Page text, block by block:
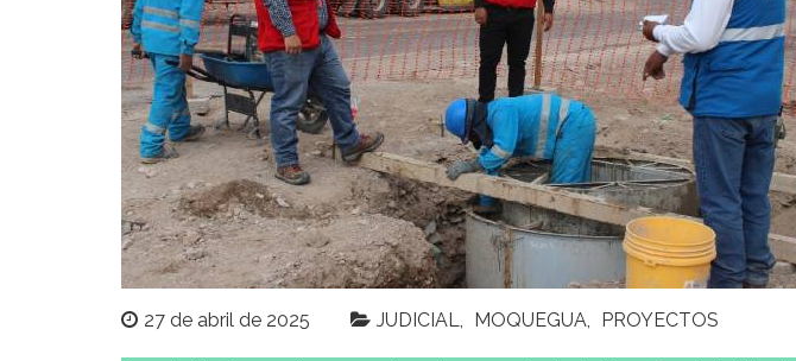
27 de abril de 2025 JUDICIAL MOQUEGUA PROYECTOS